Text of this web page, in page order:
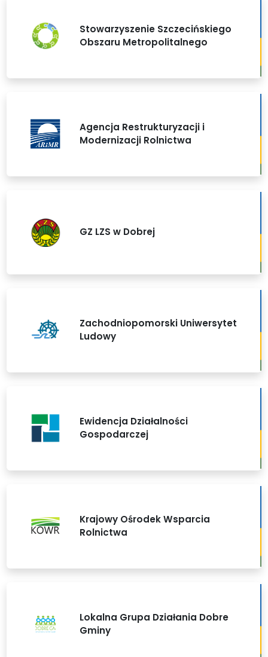
Stowarzyszenie Szczecińskiego
Obszaru Metropolitalnego
Agencja Restrukturyzacji i
Modernizacji Rolnictwa
GZ LZS w Dobrej
Zachodniopomorski Uniwersytet
Ludowy
Ewidencja Działalności
Gospodarczej
Krajowy Ośrodek Wsparcia
Rolnictwa
Lokalna Grupa Działania Dobre
Gminy